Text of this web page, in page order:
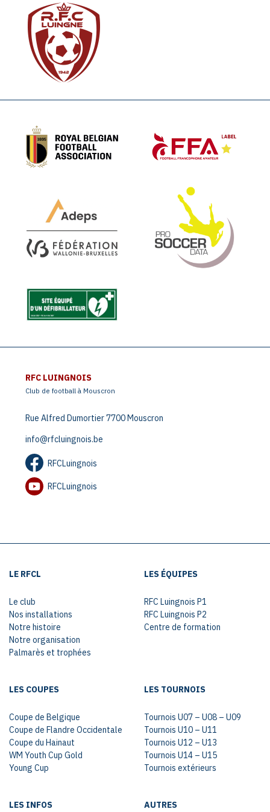
RFC LUINGNOIS
Club de football à Mouscron
Rue Alfred Dumortier 7700 Mouscron
info@rfcluingnois.be
RFCLuingnois
RFCLuingnois
LE RFCL
Le club
Nos installations
Notre histoire
Notre organisation
Palmarès et trophées
LES ÉQUIPES
RFC Luingnois P1
RFC Luingnois P2
Centre de formation
LES COUPES
Coupe de Belgique
Coupe de Flandre Occidentale
Coupe du Hainaut
WM Youth Cup Gold
Young Cup
LES TOURNOIS
Tournois U07 – U08 – U09
Tournois U10 – U11
Tournois U12 – U13
Tournois U14 – U15
Tournois extérieurs
LES INFOS AUTRES